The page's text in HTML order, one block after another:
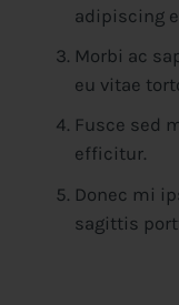
adipiscing
Morbi ac
eu vitae
Fusce sed
efficitur.
Donec mi
sagittis